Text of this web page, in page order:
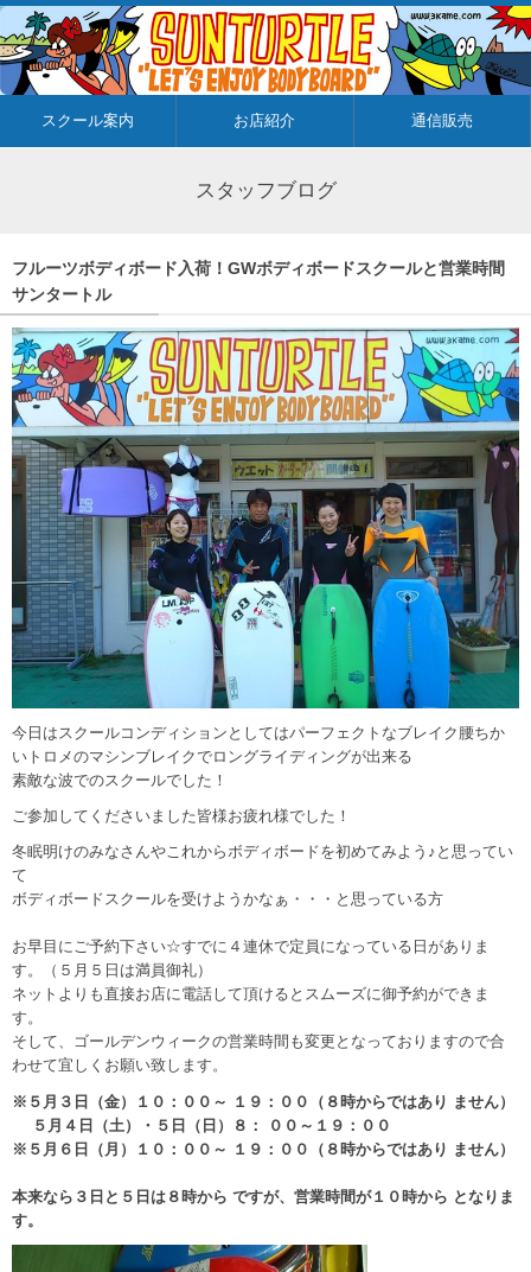
スクール案内 お店紹介 通信販売
スタッフブログ
フルーツボディボード入荷！GWボディボードスクールと営業時間
サンタートル
今日はスクールコンディションとしてはパーフェクトなブレイク腰ちか
いトロメのマシンブレイクでロングライディングが出来る
素敵な波でのスクールでした！
ご参加してくださいました皆様お疲れ様でした！
冬眠明けのみなさんやこれからボディボードを初めてみよう♪と思ってい
て
ボディボードスクールを受けようかなぁ・・・と思っている方
お早目にご予約下さい☆すでに４連休で定員になっている日がありま
す。（５月５日は満員御礼）
ネットよりも直接お店に電話して頂けるとスムーズに御予約ができま
す。
そして、ゴールデンウィークの営業時間も変更となっておりますので合
わせて宜しくお願い致します。
※５月３日（金）１０：００～ １９：００（８時からではあり ません）
５月４日（土）・５日（日）８： ００～１９：００
※５月６日（月）１０：００～ １９：００（８時からではあり ません）
本来なら３日と５日は８時から ですが、営業時間が１０時から となりま
す。